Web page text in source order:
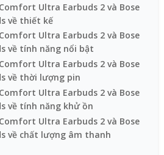
Ultra Earbuds 2 và Bose
về thiết kế
Ultra Earbuds 2 và Bose
về tính năng nổi bật
Ultra Earbuds 2 và Bose
về thời lượng pin
Ultra Earbuds 2 và Bose
về tính năng khử ồn
Ultra Earbuds 2 và Bose
về chất lượng âm thanh